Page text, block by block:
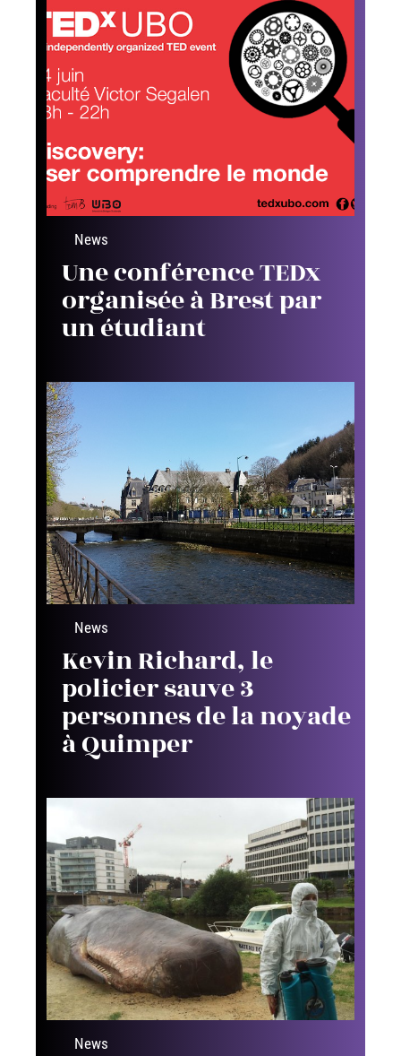
News
Une conférence TEDx
organisée à Brest par
un étudiant
News
Kevin Richard, le
policier sauve 3
personnes de la noyade
à Quimper
News